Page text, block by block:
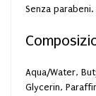
Senza parabeni.
Aqua/Water,
Glycerin,